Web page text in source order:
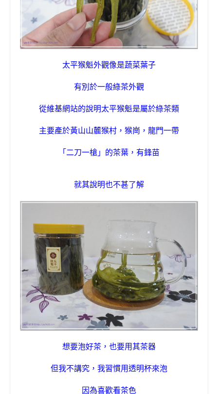
太平猴魁外觀像是蔬菜葉子
有別於一般綠茶外觀
從維基網站的說明太平猴魁是屬於綠茶類
主要產於黃山山麓猴村，猴崗，龍門一帶
「二刀一槍」的茶葉 ， 有鋒苗
就其說明也不甚了解
想要泡好茶，也要用其茶器
但我不講究，我習慣用透明杯來泡
因為喜歡看茶色